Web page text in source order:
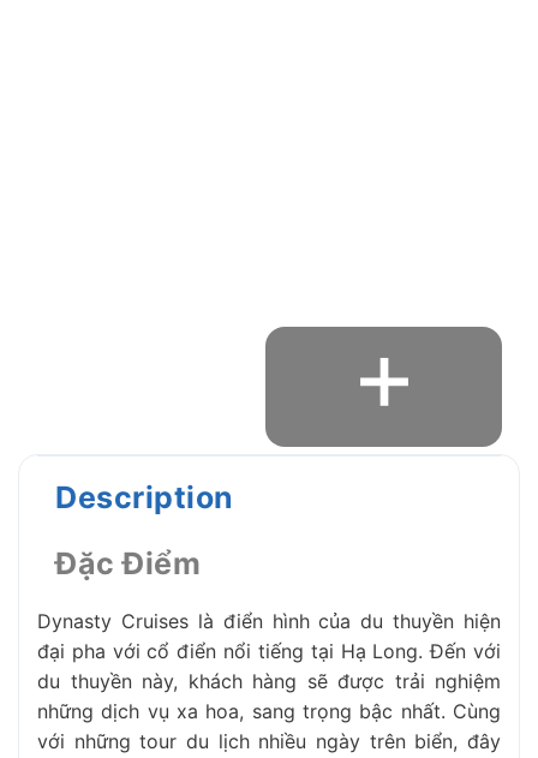
+
Description
Đặc Điểm
Dynasty Cruises là điển hình của du thuyền hiện
đại pha với cổ điển nổi tiếng tại Hạ Long. Đến với
du thuyền này, khách hàng sẽ được trải nghiệm
những dịch vụ xa hoa, sang trọng bậc nhất. Cùng
với những tour du lịch nhiều ngày trên biển, đây